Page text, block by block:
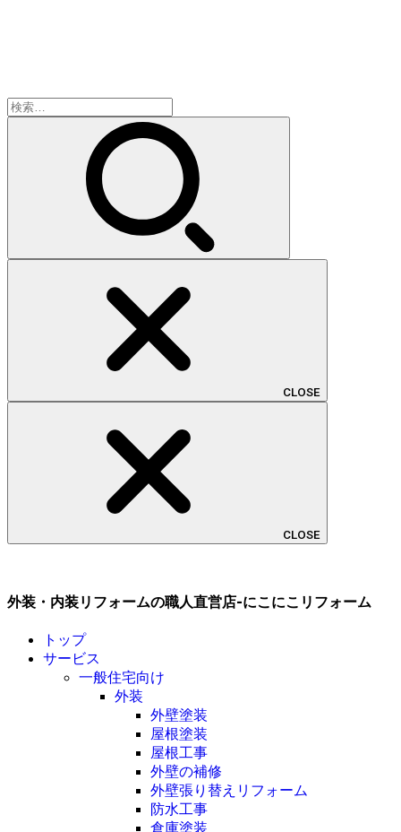
検
索:
CLOSE
CLOSE
外装・内装リフォームの職人直営店-にこにこリフォーム
トップ
サービス
一般住宅向け
外装
外壁塗装
屋根塗装
屋根工事
外壁の補修
外壁張り替えリフォーム
防水工事
倉庫塗装